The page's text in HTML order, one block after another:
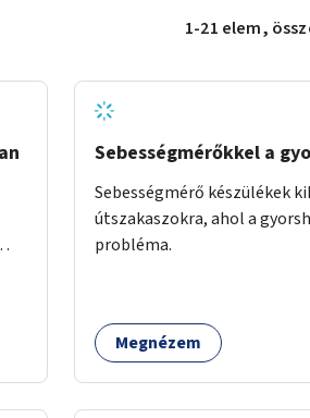
1-21 elem,
Sebességmérőkkel a
Sebességmérő készülékek
útszakaszokra, ahol a
probléma.
Megnézem